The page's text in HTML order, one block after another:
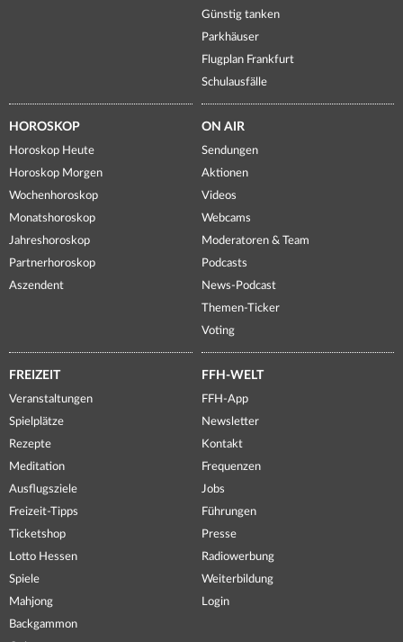
Günstig tanken
Parkhäuser
Flugplan Frankfurt
Schulausfälle
HOROSKOP
Horoskop Heute
Horoskop Morgen
Wochenhoroskop
Monatshoroskop
Jahreshoroskop
Partnerhoroskop
Aszendent
ON AIR
Sendungen
Aktionen
Videos
Webcams
Moderatoren & Team
Podcasts
News-Podcast
Themen-Ticker
Voting
FREIZEIT
Veranstaltungen
Spielplätze
Rezepte
Meditation
Ausflugsziele
Freizeit-Tipps
Ticketshop
Lotto Hessen
Spiele
Mahjong
Backgammon
FFH-WELT
FFH-App
Newsletter
Kontakt
Frequenzen
Jobs
Führungen
Presse
Radiowerbung
Weiterbildung
Login